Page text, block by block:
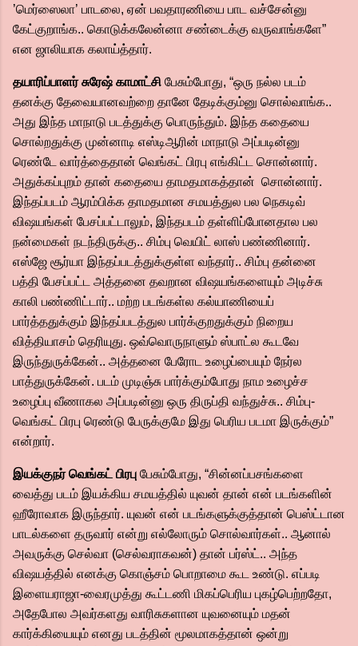
’மெர்ஸைலா’ பாடலை, ஏன் பவதாரணியை பாட வச்சேன்னு
கேட்குறாங்க.. கொடுக்கலேன்னா சண்டைக்கு வருவாங்களே”
என ஜாலியாக கலாய்த்தார்.
தயாரிப்பாளர் சுரேஷ் காமாட்சி பேசும்போது, “ஒரு நல்ல படம்
தனக்கு தேவையானவற்றை தானே தேடிக்கும்னு சொல்வாங்க..
அது இந்த மாநாடு படத்துக்கு பொருந்தும். இந்த கதையை
சொல்றதுக்கு முன்னாடி எஸ்டிஆரின் மாநாடு அப்படின்னு
ரெண்டே வார்த்தைதான் வெங்கட் பிரபு எங்கிட்ட சொன்னார்.
அதுக்கப்புறம் தான் கதையை தாமதமாகத்தான் சொன்னார்.
இந்தப்படம் ஆரம்பிக்க தாமதமான சமயத்துல பல நெகடிவ்
விஷயங்கள் பேசப்பட்டாலும், இந்தபடம் தள்ளிப்போனதால பல
நன்மைகள் நடந்திருக்கு.. சிம்பு வெயிட் லாஸ் பண்ணினார்.
எஸ்ஜே சூர்யா இந்தப்படத்துக்குள்ள வந்தார்.. சிம்பு தன்னை
பத்தி பேசப்பட்ட அத்தனை தவறான விஷயங்களையும் அடிச்சு
காலி பண்ணிட்டார்.. மற்ற படங்கள்ல கல்யாணியைப்
பார்த்ததுக்கும் இந்தப்படத்துல பார்க்குறதுக்கும் நிறைய
வித்தியாசம் தெரியுது. ஒவ்வொருநாளும் ஸ்பாட்ல கூடவே
இருந்துருக்கேன்.. அத்தனை பேரோட உழைப்பையும் நேர்ல
பாத்துருக்கேன். படம் முடிஞ்சு பார்க்கும்போது நாம உழைச்ச
உழைப்பு வீணாகல அப்படின்னு ஒரு திருப்தி வந்துச்சு.. சிம்பு-
வெங்கட் பிரபு ரெண்டு பேருக்குமே இது பெரிய படமா இருக்கும்”
என்றார்.
இயக்குநர் வெங்கட் பிரபு பேசும்போது, “சின்னப்பசங்களை
வைத்து படம் இயக்கிய சமயத்தில் யுவன் தான் என் படங்களின்
ஹீரோவாக இருந்தார். யுவன் என் படங்களுக்குத்தான் பெஸ்ட்டான
பாடல்களை தருவார் என்று எல்லோரும் சொல்வார்கள்.. ஆனால்
அவருக்கு செல்வா (செல்வராகவன்) தான் பர்ஸ்ட்.. அந்த
விஷயத்தில் எனக்கு கொஞ்சம் பொறாமை கூட உண்டு. எப்படி
இளையராஜா-வைரமுத்து கூட்டணி மிகப்பெரிய புகழ்பெற்றதோ,
அதேபோல அவர்களது வாரிசுகளான யுவனையும் மதன்
கார்க்கியையும் எனது படத்தின் மூலமாகத்தான் ஒன்று